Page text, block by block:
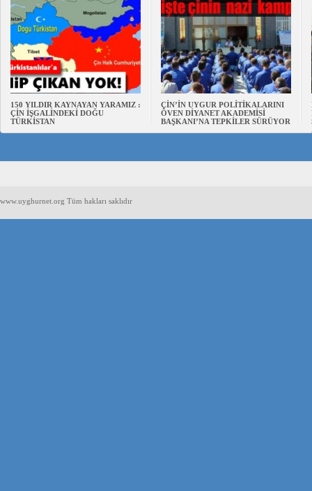
150 YILDIR KAYNAYAN YARAMIZ :
ÇİN İŞGALİNDEKİ DOĞU
TÜRKİSTAN
ÇİN’İN UYGUR POLİTİKALARINI
ÖVEN DİYANET AKADEMİSİ
BAŞKANI’NA TEPKİLER SÜRÜYOR
www.uyghurnet.org Tüm hakları saklıdır